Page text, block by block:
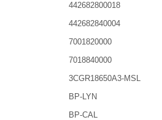
442682800018
442682840004
7001820000
7018840000
3CGR18650A3-MSL
BP-LYN
BP-CAL